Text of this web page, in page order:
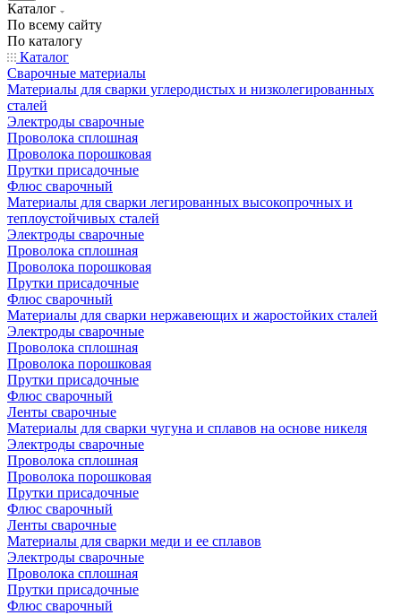
Каталог
По всему сайту
По каталогу
Каталог
Сварочные материалы
Материалы для сварки углеродистых и низколегированных
сталей
Электроды сварочные
Проволока сплошная
Проволока порошковая
Прутки присадочные
Флюс сварочный
Материалы для сварки легированных высокопрочных и
теплоустойчивых сталей
Электроды сварочные
Проволока сплошная
Проволока порошковая
Прутки присадочные
Флюс сварочный
Материалы для сварки нержавеющих и жаростойких сталей
Электроды сварочные
Проволока сплошная
Проволока порошковая
Прутки присадочные
Флюс сварочный
Ленты сварочные
Материалы для сварки чугуна и сплавов на основе никеля
Электроды сварочные
Проволока сплошная
Проволока порошковая
Прутки присадочные
Флюс сварочный
Ленты сварочные
Материалы для сварки меди и ее сплавов
Электроды сварочные
Проволока сплошная
Прутки присадочные
Флюс сварочный